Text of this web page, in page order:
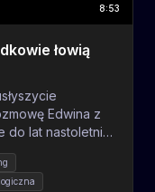
8:53
łowią
Edwina z
do lat nastoletnich
i wierząca
Jehowy. Ela
z młodym